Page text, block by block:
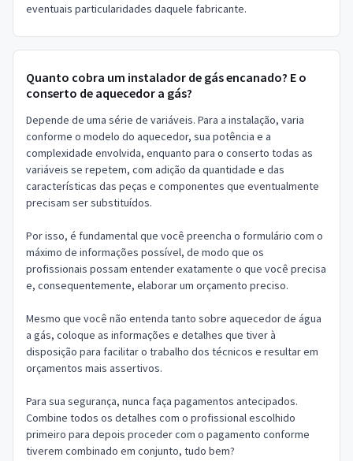
eventuais particularidades daquele fabricante.
Quanto cobra um instalador de gás encanado? E o
conserto de aquecedor a gás?
Depende de uma série de variáveis. Para a instalação, varia
conforme o modelo do aquecedor, sua potência e a
complexidade envolvida, enquanto para o conserto todas as
variáveis se repetem, com adição da quantidade e das
características das peças e componentes que eventualmente
precisam ser substituídos.
Por isso, é fundamental que você preencha o formulário com o
máximo de informações possível, de modo que os
profissionais possam entender exatamente o que você precisa
e, consequentemente, elaborar um orçamento preciso.
Mesmo que você não entenda tanto sobre aquecedor de água
a gás, coloque as informações e detalhes que tiver à
disposição para facilitar o trabalho dos técnicos e resultar em
orçamentos mais assertivos.
Para sua segurança, nunca faça pagamentos antecipados.
Combine todos os detalhes com o profissional escolhido
primeiro para depois proceder com o pagamento conforme
tiverem combinado em conjunto, tudo bem?